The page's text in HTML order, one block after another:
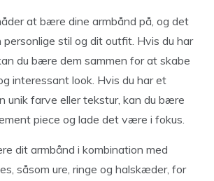
at bære dine armbånd på, og det
stil og dit outfit. Hvis du har
du bære dem sammen for at skabe
interessant look. Hvis du har et
unik farve eller tekstur, kan du bære
piece og lade det være i fokus.
dit armbånd i kombination med
såsom ure, ringe og halskæder, for